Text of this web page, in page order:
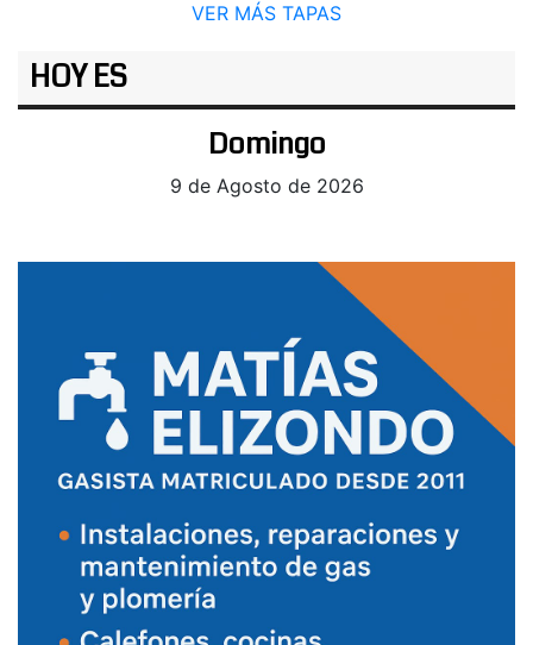
VER MÁS TAPAS
HOY ES
Domingo
9 de Agosto de 2026